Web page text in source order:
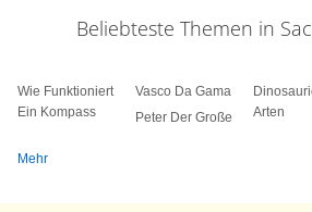
Diese elenden Steuern. Es bleibt
Alarm! Die Glocke geht ungefähr
Beliebteste Themen in
Wie Funktioniert
Ein Kompass
Vasco Da Gama
Peter Der Große
Arten
Mehr